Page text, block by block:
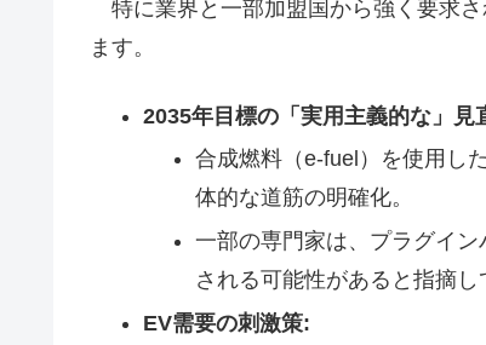
特に業界と一部加盟国から強く要求
ます。
2035年目標の「実用主義的な」見
合成燃料（e-fuel）を使用し
体的な道筋の明確化。
一部の専門家は、プラグイ
される可能性があると指摘し
EV需要の刺激策: